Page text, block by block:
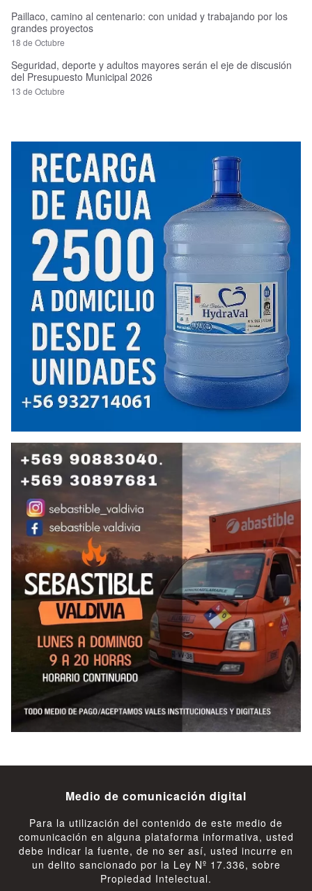
Paillaco, camino al centenario: con unidad y trabajando por los
grandes proyectos
18 de Octubre
Seguridad, deporte y adultos mayores serán el eje de discusión
del Presupuesto Municipal 2026
13 de Octubre
Medio de comunicación digital
Para la utilización del contenido de este medio de
comunicación en alguna plataforma informativa, usted
debe indicar la fuente, de no ser así, usted incurre en
un delito sancionado por la Ley Nº 17.336, sobre
Propiedad Intelectual.